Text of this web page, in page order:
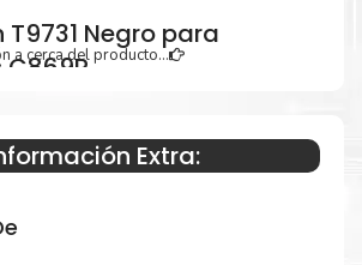
T9731 Negro para
Técnicas
a cerca del producto...
Extra: